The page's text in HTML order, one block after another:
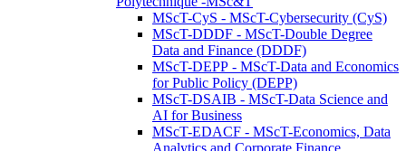
MScT-CyS - MScT-Cybersecurity (CyS)
MScT-DDDF - MScT-Double Degree
Data and Finance (DDDF)
MScT-DEPP - MScT-Data and Economics
for Public Policy (DEPP)
MScT-DSAIB - MScT-Data Science and
AI for Business
MScT-EDACF - MScT-Economics, Data
Analytics and Corporate Finance